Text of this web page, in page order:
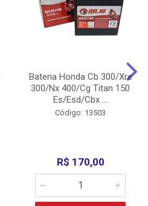
Bateria Honda Cb 300/Xre
300/Nx 400/Cg Titan 150
Es/Esd/Cbx ...
Código: 13503
R$ 170,00